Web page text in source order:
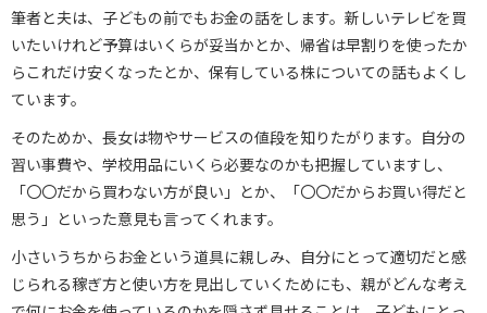
筆者と夫は、子どもの前でもお金の話をします。新しいテレビを買
いたいけれど予算はいくらが妥当かとか、帰省は早割りを使ったか
らこれだけ安くなったとか、保有している株についての話もよくし
ています。
そのためか、長女は物やサービスの値段を知りたがります。自分の
習い事費や、学校用品にいくら必要なのかも把握していますし、
「〇〇だから買わない方が良い」とか、「〇〇だからお買い得だと
思う」といった意見も言ってくれます。
小さいうちからお金という道具に親しみ、自分にとって適切だと感
じられる稼ぎ方と使い方を見出していくためにも、親がどんな考え